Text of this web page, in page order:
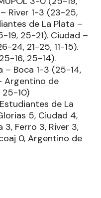
River 1-3 (23-25,
de La Plata –
19, 25-21). Ciudad –
24, 21-25, 11-15).
16, 25-14).
– Boca 1-3 (25-14,
Argentino de
10)
de La
5, Ciudad 4,
3, Ferro 3, River 3,
0, Argentino de